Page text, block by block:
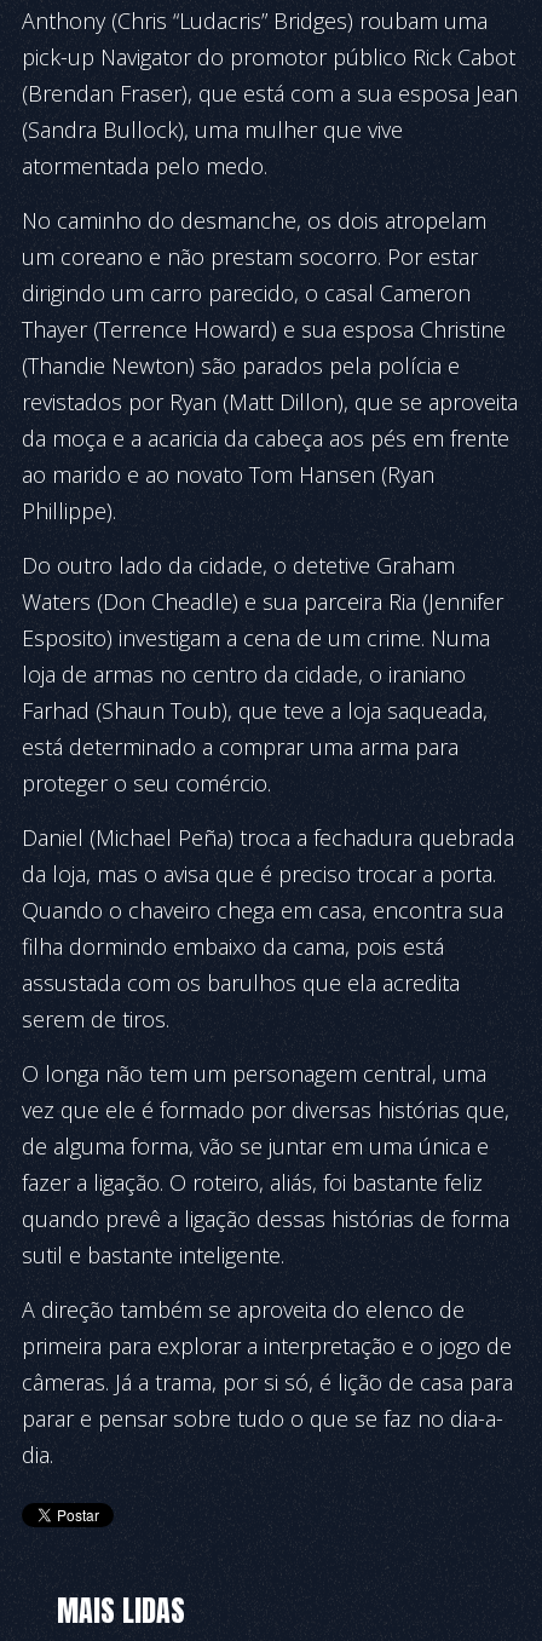
Anthony (Chris “Ludacris” Bridges) roubam uma
pick-up Navigator do promotor público Rick Cabot
(Brendan Fraser), que está com a sua esposa Jean
(Sandra Bullock), uma mulher que vive
atormentada pelo medo.
No caminho do desmanche, os dois atropelam
um coreano e não prestam socorro. Por estar
dirigindo um carro parecido, o casal Cameron
Thayer (Terrence Howard) e sua esposa Christine
(Thandie Newton) são parados pela polícia e
revistados por Ryan (Matt Dillon), que se aproveita
da moça e a acaricia da cabeça aos pés em frente
ao marido e ao novato Tom Hansen (Ryan
Phillippe).
Do outro lado da cidade, o detetive Graham
Waters (Don Cheadle) e sua parceira Ria (Jennifer
Esposito) investigam a cena de um crime. Numa
loja de armas no centro da cidade, o iraniano
Farhad (Shaun Toub), que teve a loja saqueada,
está determinado a comprar uma arma para
proteger o seu comércio.
Daniel (Michael Peña) troca a fechadura quebrada
da loja, mas o avisa que é preciso trocar a porta.
Quando o chaveiro chega em casa, encontra sua
filha dormindo embaixo da cama, pois está
assustada com os barulhos que ela acredita
serem de tiros.
O longa não tem um personagem central, uma
vez que ele é formado por diversas histórias que,
de alguma forma, vão se juntar em uma única e
fazer a ligação. O roteiro, aliás, foi bastante feliz
quando prevê a ligação dessas histórias de forma
sutil e bastante inteligente.
A direção também se aproveita do elenco de
primeira para explorar a interpretação e o jogo de
câmeras. Já a trama, por si só, é lição de casa para
parar e pensar sobre tudo o que se faz no dia-a-
dia.
MAIS LIDAS